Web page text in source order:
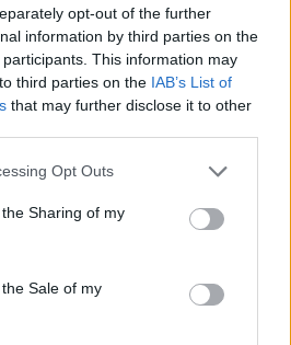
opt-out of the further
information by third parties on the
participants. This information may
third parties on the IAB’s List of
that may further disclose it to other
Opt Outs
Sharing of my
Sale of my
wardze sromowej
guzek na wardze sromowej
jest to mała kulka która boli
to może być ? Czy to źle
wygląda?- forum dla rodziny i
po odstawieniu
dwuskładnikowe